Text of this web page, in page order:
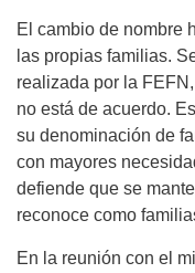
El cambio de nombre
las propias familias.
realizada por la
no está de acuerdo.
su denominación de
con mayores
defiende que se
reconoce como
En la reunión con el